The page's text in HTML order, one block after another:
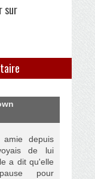
sur
depuis
de lui
a dit qu'elle
pour